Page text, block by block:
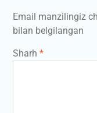
Email manzilingiz
bilan belgilangan
Sharh *